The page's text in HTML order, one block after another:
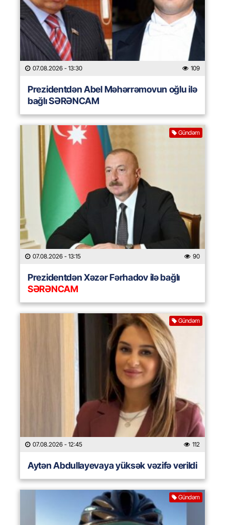
07.08.2026 - 13:30 109
Prezidentdən Abel Məhərrəmovun oğlu ilə
bağlı SƏRƏNCAM
Gündəm
07.08.2026 - 13:15 90
Prezidentdən Xəzər Fərhadov ilə bağlı
SƏRƏNCAM
Gündəm
07.08.2026 - 12:45 112
Aytən Abdullayevaya yüksək vəzifə verildi
Gündəm